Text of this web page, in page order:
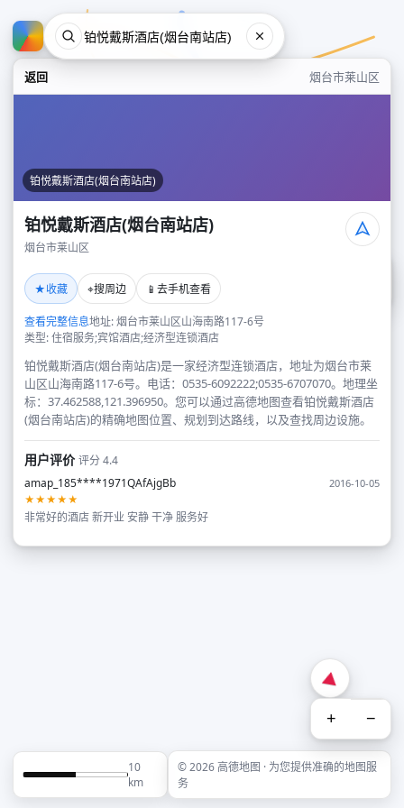
返回 烟台市莱山区
铂悦戴斯酒店(烟台南站店)
铂悦戴斯酒店(烟台南站店)
烟台市莱山区
★收藏 ⌖搜周边 📱 去手机查看
查看完整信息地址: 烟台市莱山区山海南路117-6号
类型: 住宿服务;宾馆酒店;经济型连锁酒店
铂悦戴斯酒店(烟台南站店)是一家经济型连锁酒店，地址为烟台市莱
山区山海南路117-6号。电话：0535-6092222;0535-6707070。地理坐
标：37.462588,121.396950。您可以通过高德地图查看铂悦戴斯酒店
(烟台南站店)的精确地图位置、规划到达路线，以及查找周边设施。
用户评价评分 4.4
amap_185****1971QAfAjgBb
2016-10-05
★★★★★
非常好的酒店 新开业 安静 干净 服务好
+ −
10
km
© 2026 高德地图 · 为您提供准确的地图服
务